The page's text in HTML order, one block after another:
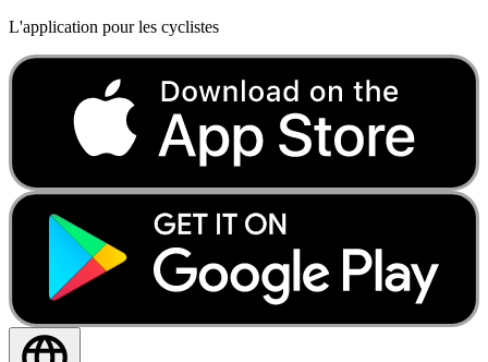
L'application pour les cyclistes